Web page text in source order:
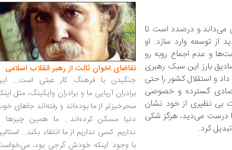
می‌داند و درصدد است تا
از توسعه وارد سازد. او
و عدم اجماع روبه رو
بارز این سبک رهبری
و استقلال کشور را حتی
گسترده و خصوصی
بی نظیری از خود نشان
را درست می‌دید، هرگز شکی
کرد.
تقاضای اخوان ثالث از رهبر انقلاب اسلامی
جنگیدن با فرهنگ کار عبثی است...
برادران آریایی ما و برادران وایکینگ، مثل
سحرخیزتر از ما بوده‌اند و رفته‌اند جاهای
دنیا مسکن کرده‌اند... ما همین چیزها
نداریم. کسی نداریم از ما انتقاد بکند...
با وجود اینکه خودش گرجی بود،